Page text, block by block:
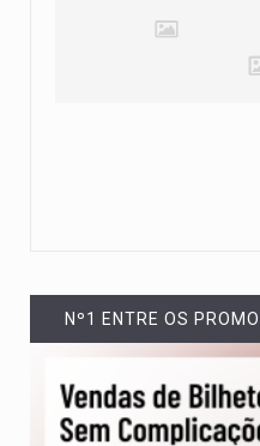
Nº1 ENTRE OS